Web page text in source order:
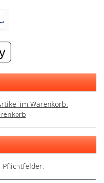
im Warenkorb.
Pflichtfelder.